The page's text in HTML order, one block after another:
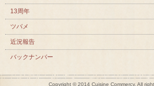
13周年
ツバメ
近況報告
バックナンバー
Copyright © 2014 Cuisine Commercy, All